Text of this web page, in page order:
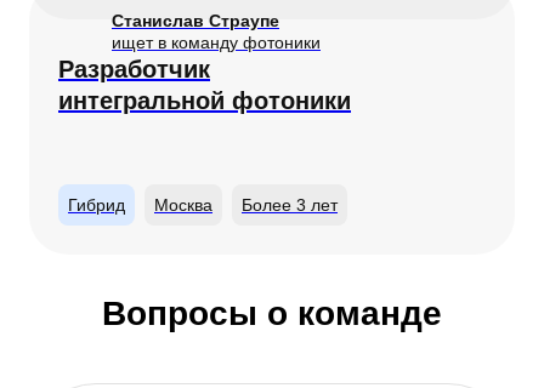
Станислав Страупе
ищет в команду фотоники
Разработчик
интегральной фотоники
Гибрид Москва Более 3 лет
Вопросы о команде